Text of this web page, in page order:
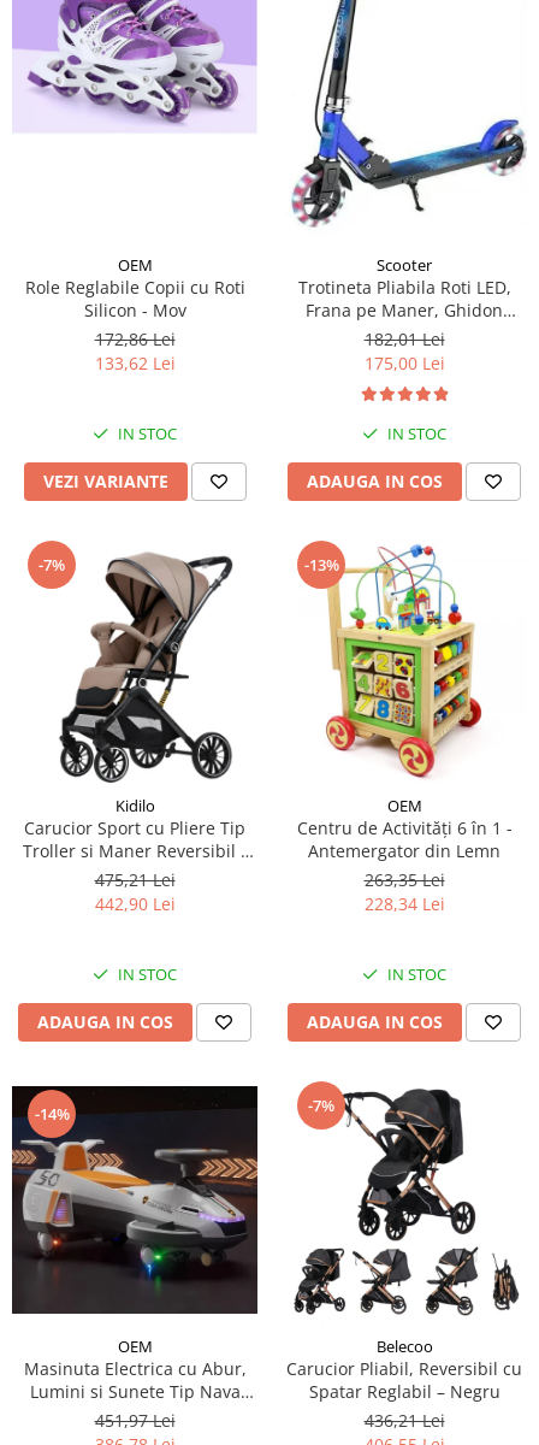
OEM
Role Reglabile Copii cu Roti
Silicon - Mov
172,86 Lei
133,62 Lei
IN STOC
VEZI VARIANTE
Scooter
Trotineta Pliabila Roti LED,
Frana pe Maner, Ghidon
Reglabil - Albastru
182,01 Lei
175,00 Lei
IN STOC
ADAUGA IN COS
-7%
Kidilo
Carucior Sport cu Pliere Tip
Troller si Maner Reversibil -
Bej
475,21 Lei
442,90 Lei
IN STOC
ADAUGA IN COS
-13%
OEM
Centru de Activități 6 în 1 -
Antemergator din Lemn
263,35 Lei
228,34 Lei
IN STOC
ADAUGA IN COS
-14%
OEM
Masinuta Electrica cu Abur,
Lumini si Sunete Tip Nava
Spatiala
451,97 Lei
-7%
Belecoo
Carucior Pliabil, Reversibil cu
Spatar Reglabil – Negru
436,21 Lei